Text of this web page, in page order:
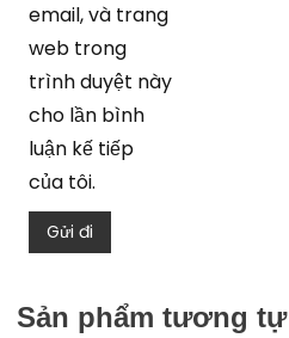
email, và trang
web trong
trình duyệt này
cho lần bình
luận kế tiếp
của tôi.
Sản phẩm tương tự